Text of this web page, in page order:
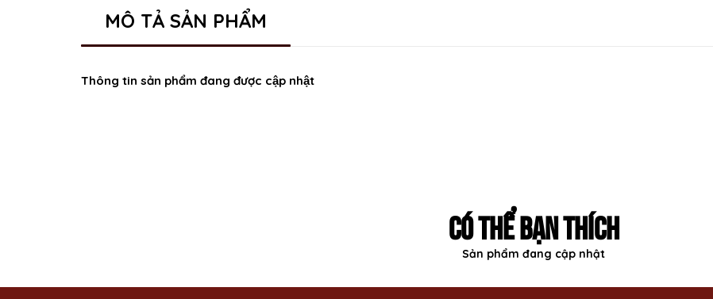
MÔ TẢ SẢN PHẨM
Thông tin sản phẩm đang được cập nhật
CÓ THỂ BẠN THÍCH
Sản phẩm đang cập nhật